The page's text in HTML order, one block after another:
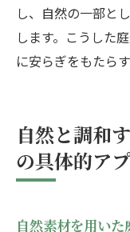
し、自然の一部と
します。こうした
に安らぎをもたら
自然と調和
の具体的ア
自然素材を用い